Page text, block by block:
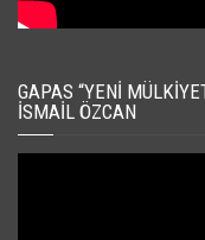
GAPAS “YENI
İSMAIL ÖZCAN